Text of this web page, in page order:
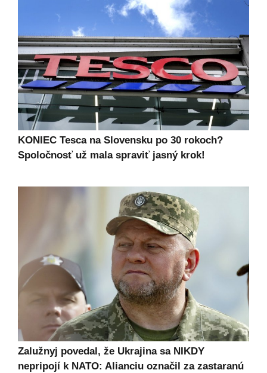
KONIEC Tesca na Slovensku po 30 rokoch?
Spoločnosť už mala spraviť jasný krok!
Zalužnyj povedal, že Ukrajina sa NIKDY
nepripojí k NATO: Alianciu označil za zastaranú